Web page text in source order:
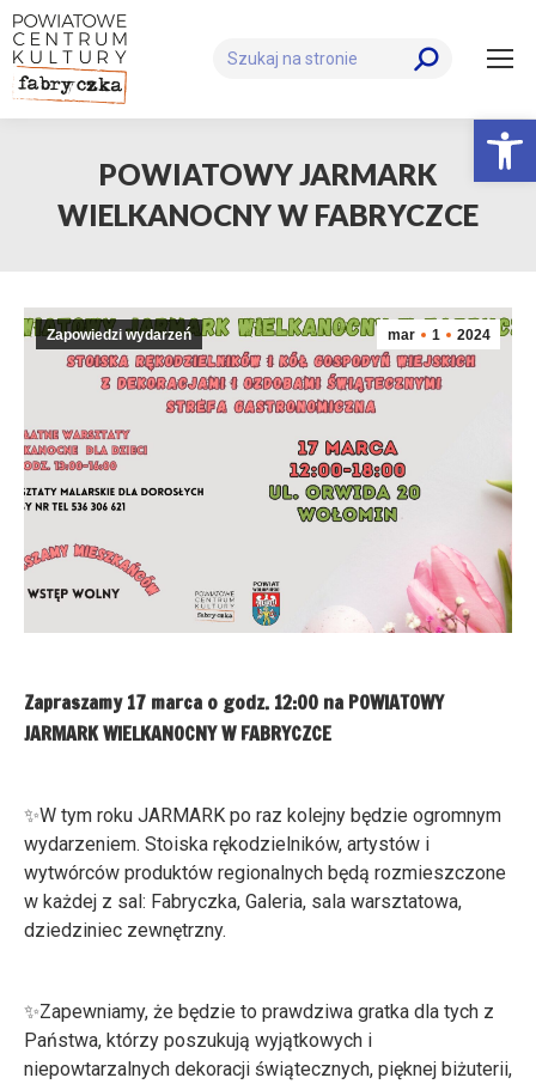
Szukaj:
POWIATOWY JARMARK
WIELKANOCNY W FABRYCZCE
mar 1 2024
Zapowiedzi wydarzeń
Zapraszamy 17 marca o godz. 12:00 na POWIATOWY
JARMARK WIELKANOCNY W FABRYCZCE
✨W tym roku JARMARK po raz kolejny będzie ogromnym
wydarzeniem. Stoiska rękodzielników, artystów i
wytwórców produktów regionalnych będą rozmieszczone
w każdej z sal: Fabryczka, Galeria, sala warsztatowa,
dziedziniec zewnętrzny.
✨Zapewniamy, że będzie to prawdziwa gratka dla tych z
Państwa, którzy poszukują wyjątkowych i
niepowtarzalnych dekoracji świątecznych, pięknej biżuterii,